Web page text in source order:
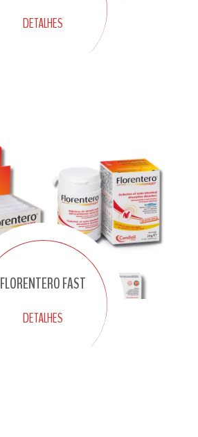
DETALHES
FLORENTERO FAST
DETALHES